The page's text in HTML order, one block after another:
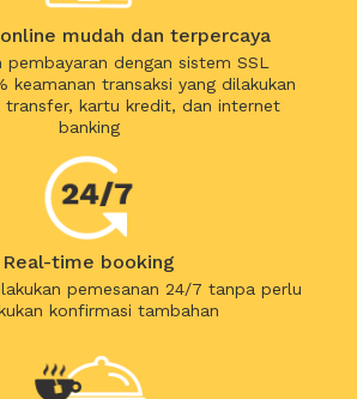
mudah dan terpercaya
pembayaran dengan sistem SSL
keamanan transaksi yang dilakukan
transfer, kartu kredit, dan internet
banking
Real-time booking
pemesanan 24/7 tanpa perlu
konfirmasi tambahan